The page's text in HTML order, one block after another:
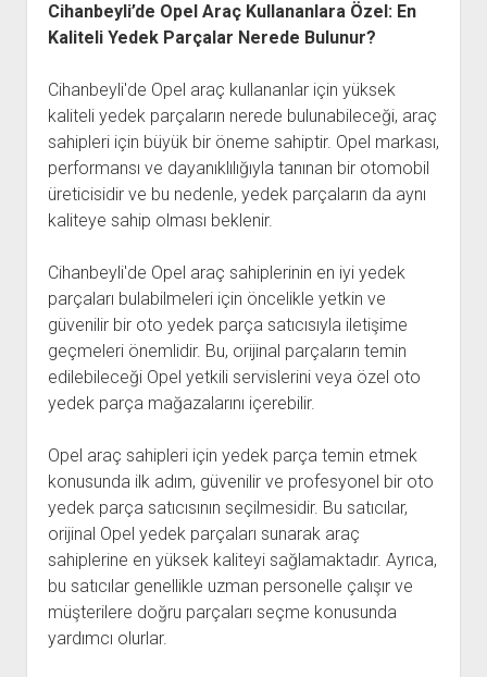
Cihanbeyli’de Opel Araç Kullananlara Özel: En
Kaliteli Yedek Parçalar Nerede Bulunur?
Cihanbeyli'de Opel araç kullananlar için yüksek
kaliteli yedek parçaların nerede bulunabileceği, araç
sahipleri için büyük bir öneme sahiptir. Opel markası,
performansı ve dayanıklılığıyla tanınan bir otomobil
üreticisidir ve bu nedenle, yedek parçaların da aynı
kaliteye sahip olması beklenir.
Cihanbeyli'de Opel araç sahiplerinin en iyi yedek
parçaları bulabilmeleri için öncelikle yetkin ve
güvenilir bir oto yedek parça satıcısıyla iletişime
geçmeleri önemlidir. Bu, orijinal parçaların temin
edilebileceği Opel yetkili servislerini veya özel oto
yedek parça mağazalarını içerebilir.
Opel araç sahipleri için yedek parça temin etmek
konusunda ilk adım, güvenilir ve profesyonel bir oto
yedek parça satıcısının seçilmesidir. Bu satıcılar,
orijinal Opel yedek parçaları sunarak araç
sahiplerine en yüksek kaliteyi sağlamaktadır. Ayrıca,
bu satıcılar genellikle uzman personelle çalışır ve
müşterilere doğru parçaları seçme konusunda
yardımcı olurlar.